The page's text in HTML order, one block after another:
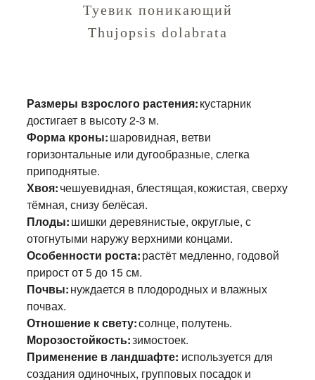
Туевик поникающий
Thujopsis dolabrata
Размеры взрослого растения:кустарник
достигает в высоту 2-3 м.
Форма кроны:шаровидная, ветви
горизонтальные или дугообразные, слегка
приподнятые.
Хвоя:чешуевидная, блестящая, кожистая, сверху
тёмная, снизу белёсая.
Плоды:шишки деревянистые, округлые, с
отогнутыми наружу верхними концами.
Особенности роста:растёт медленно, годовой
прирост от 5 до 15 см.
Почвы:нуждается в плодородных и влажных
почвах.
Отношение к свету:солнце, полутень.
Морозостойкость:зимостоек.
Применение в ландшафте: используется для
создания одиночных, групповых посадок и